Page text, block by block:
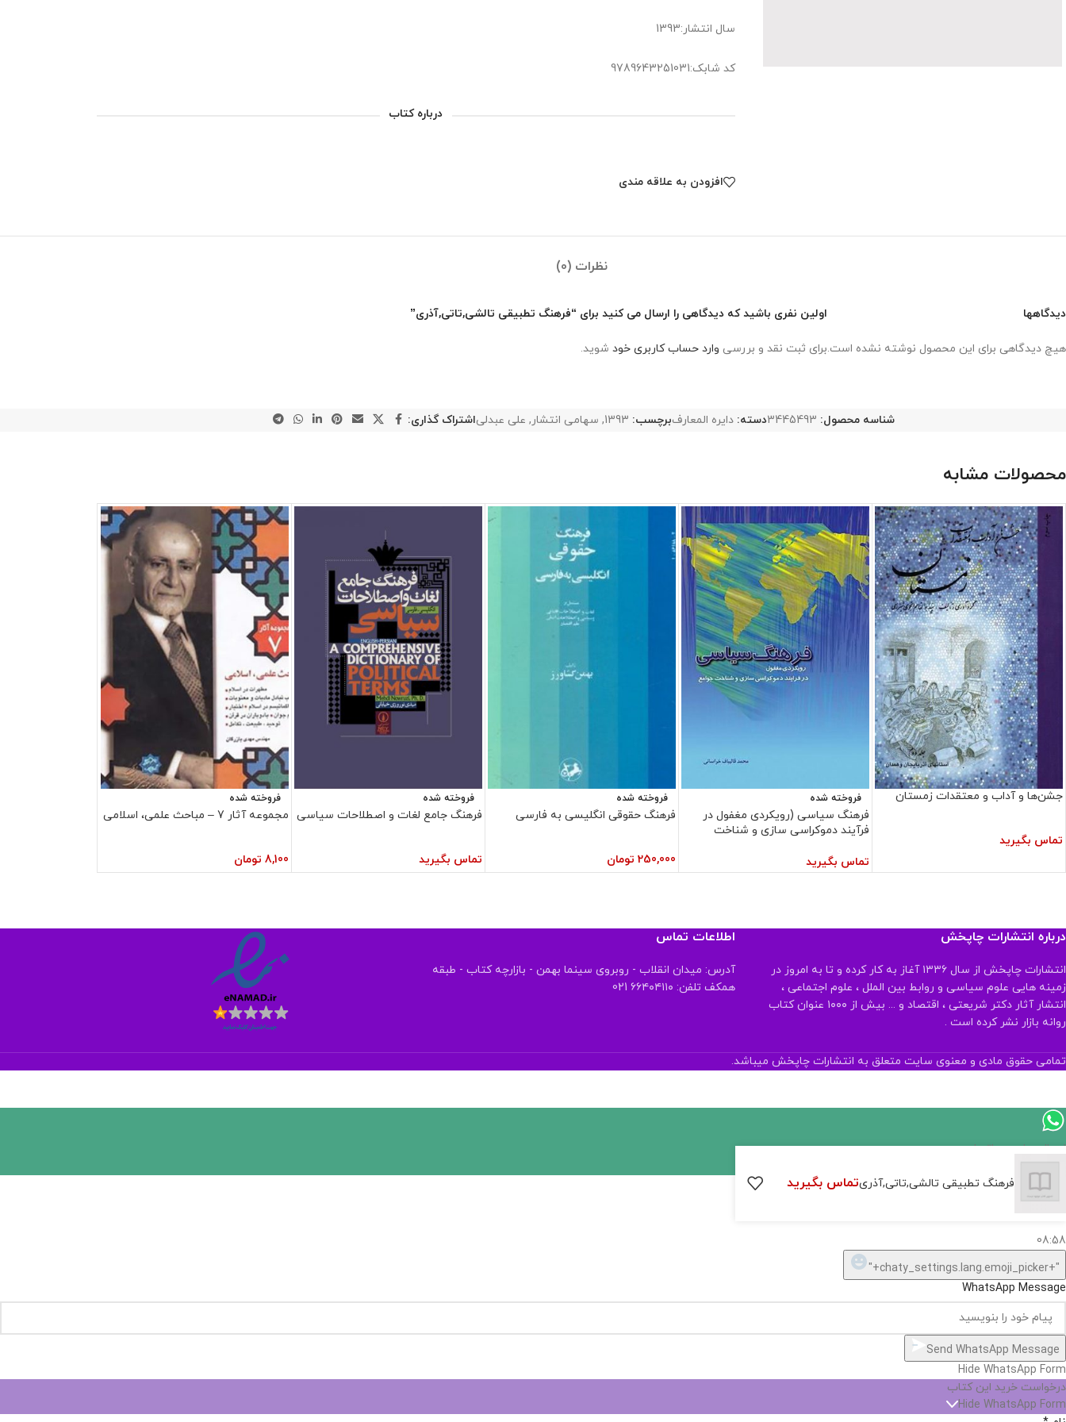
سال انتشار:1393
کد شابک:9789643251031
درباره کتاب
افزودن به علاقه مندی
نظرات (0)
دیدگاهها
هیچ دیدگاهی برای این محصول نوشته نشده است.
اولین نفری باشید که دیدگاهی را ارسال می کنید برای “فرهنگ تطبیقی تالشی,تاتی,آذری”
برای ثبت نقد و بررسی وارد حساب کاربری خود شوید.
شناسه محصول: 3445493دسته: دایره المعارفبرچسب: 1393
, سهامی انتشار , علی عبدلیاشتراک گذاری:
محصولات مشابه
جشن‌ها و آداب و معتقدات زمستان
تماس بگیرید
فروخته شده
فرهنگ سیاسی (رویکردی مغفول در
فرآیند دموکراسی سازی و شناخت
تماس بگیرید
فروخته شده
فرهنگ حقوقی انگلیسی به فارسی
250,000 تومان
فروخته شده
فرهنگ جامع لغات و اصطلاحات سیاسی
تماس بگیرید
فروخته شده
مجموعه آثار 7 – مباحث علمی، اسلامی
8,100 تومان
درباره انتشارات چاپخش
انتشارات چاپخش از سال ۱۳۳۶ آغاز به کار کرده و تا به امروز در
زمینه هایی علوم سیاسی و روابط بین الملل ، علوم اجتماعی ،
انتشار آثار دکتر شریعتی ، اقتصاد و ... بیش از ۱۰۰۰ عنوان کتاب
روانه بازار نشر کرده است .
اطلاعات تماس
آدرس: میدان انقلاب - روبروی سینما بهمن - بازارچه کتاب - طبقه
همکف تلفن: ۶۶۴۰۴۱۱۰ 021
تمامی حقوق مادی و معنوی سایت متعلق به انتشارات چاپخش میباشد.
فرهنگ تطبیقی تالشی,تاتی,آذریتماس بگیرید
ارسال پیام در واتساپ
کارشناس فروش
سلام, چطور میتونم کمکتون کنم؟
08:58
"+chaty_settings.lang.emoji_picker+"
WhatsApp Message
Send WhatsApp Message
Hide WhatsApp Form
درخواست خرید این کتاب
Hide WhatsApp Form